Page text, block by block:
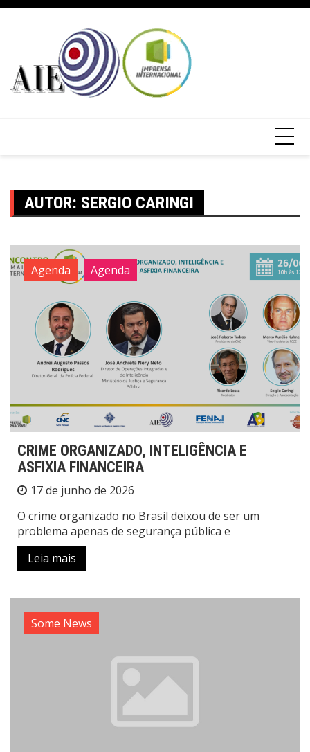
AUTOR: SERGIO CARINGI
Agenda Agenda
CRIME ORGANIZADO, INTELIGÊNCIA E
ASFIXIA FINANCEIRA
17 de junho de 2026
O crime organizado no Brasil deixou de ser um
problema apenas de segurança pública e
Leia mais
Some News